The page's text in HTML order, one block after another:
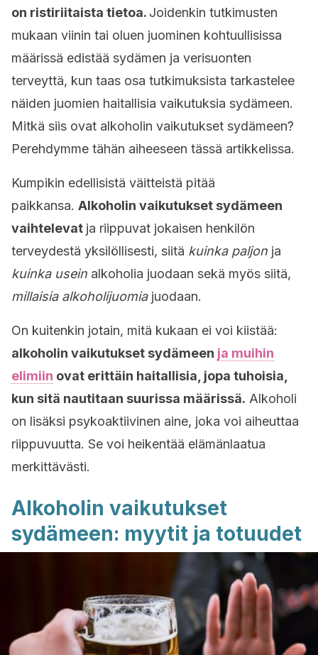
on ristiriitaista tietoa. Joidenkin tutkimusten
mukaan viinin tai oluen juominen kohtuullisissa
määrissä edistää sydämen ja verisuonten
terveyttä, kun taas osa tutkimuksista tarkastelee
näiden juomien haitallisia vaikutuksia sydämeen.
Mitkä siis ovat alkoholin vaikutukset sydämeen?
Perehdymme tähän aiheeseen tässä artikkelissa.
Kumpikin edellisistä väitteistä pitää
paikkansa. Alkoholin vaikutukset sydämeen
vaihtelevat ja riippuvat jokaisen henkilön
terveydestä yksilöllisesti, siitä kuinka paljon ja
kuinka usein alkoholia juodaan sekä myös siitä,
millaisia alkoholijuomiajuodaan.
On kuitenkin jotain, mitä kukaan ei voi kiistää:
alkoholin vaikutukset sydämeen ja muihin
elimiin ovat erittäin haitallisia, jopa tuhoisia,
kun sitä nautitaan suurissa määrissä. Alkoholi
on lisäksi psykoaktiivinen aine, joka voi aiheuttaa
riippuvuutta. Se voi heikentää elämänlaatua
merkittävästi.
Alkoholin vaikutukset
sydämeen: myytit ja totuudet